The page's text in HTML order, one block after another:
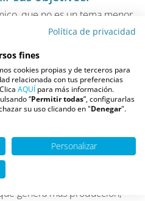
que no es un tema menor
sentirse escuchado y
eslabón esencial en la
el amor hacia uno nace
nos volvemos si nos
felices!.
enciende en uno una
genera más producción,
Política de privacidad
fines
cookies propias y de terceros para
relacionada con tus preferencias
AQUÍ para más información.
‘’Permitir todas”, configurarlas
su uso clicando en "Denegar".
Personalizar